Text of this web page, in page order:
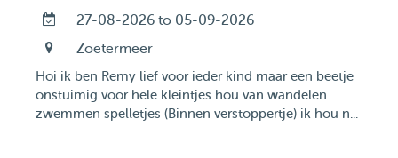
27-08-2026 to 05-09-2026
Zoetermeer
Hoi ik ben Remy lief voor ieder kind maar een beetje
onstuimig voor hele kleintjes hou van wandelen
zwemmen spelletjes (Binnen verstoppertje) ik hou n...